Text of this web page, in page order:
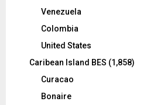
Venezuela
Colombia
United States
Caribean Island BES (1,858)
Curacao
Bonaire